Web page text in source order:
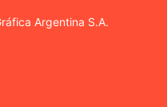
Argentina S.A.